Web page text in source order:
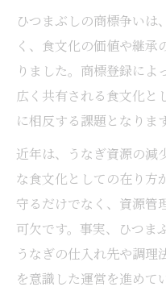
ひつまぶしの商標争いは
く、食文化の価値や継承
りました。商標登録によ
広く共有される食文化と
に相反する課題となります
近年は、うなぎ資源の減
な食文化としての在り方
守るだけでなく、資源管
可欠です。事実、ひつま
うなぎの仕入れ先や調理
を意識した運営を進めて